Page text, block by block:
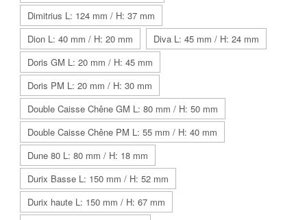
Dimitrius L: 124 mm / H: 37 mm
Dion L: 40 mm / H: 20 mm
Diva L: 45 mm / H: 24 mm
Doris GM L: 20 mm / H: 45 mm
Doris PM L: 20 mm / H: 30 mm
Double Caisse Chêne GM L: 80 mm / H: 50 mm
Double Caisse Chêne PM L: 55 mm / H: 40 mm
Dune 80 L: 80 mm / H: 18 mm
Durix Basse L: 150 mm / H: 52 mm
Durix haute L: 150 mm / H: 67 mm